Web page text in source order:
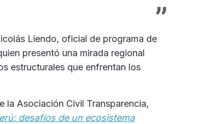
Liendo, oficial de programa de
presentó una mirada regional
estructurales que enfrentan los
la Asociación Civil Transparencia,
desafíos de un ecosistema